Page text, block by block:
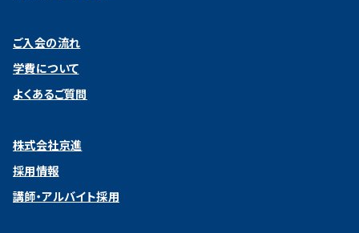
ご入会の流れ
学費について
よくあるご質問
株式会社京進
採用情報
講師・アルバイト採用